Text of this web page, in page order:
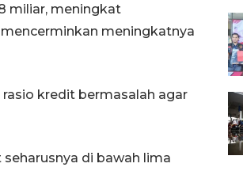
miliar, meningkat
meningkatnya
kredit bermasalah agar
di bawah lima